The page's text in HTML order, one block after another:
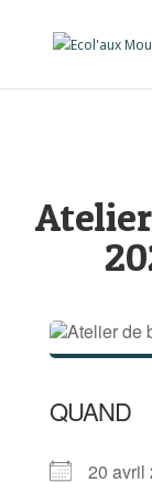
QUAND
20